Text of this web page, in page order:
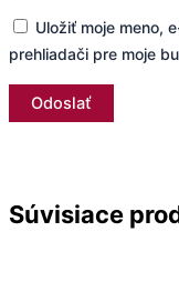
Uložiť moje meno,
prehliadači pre moje
Súvisiace